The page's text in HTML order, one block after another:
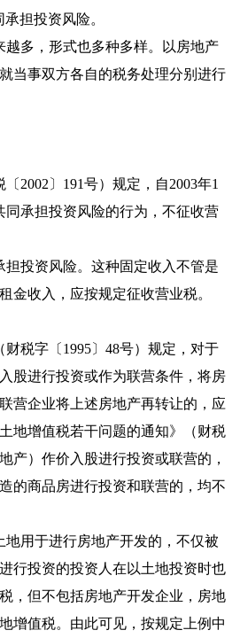
担投资风险。
多，形式也多种多样。以房地产
当事双方各自的税务处理分别进行
〔2002〕191号）规定，自2003年1
承担投资风险的行为，不征收营
投资风险。这种固定收入不管是
金收入，应按规定征收营业税。
财税字〔1995〕48号）规定，对于
股进行投资或作为联营条件，将房
营企业将上述房地产再转让的，应
地增值税若干问题的通知》（财税
产）作价入股进行投资或联营的，
的商品房进行投资和联营的，均不
用于进行房地产开发的，不仅被
行投资的投资人在以土地投资时也
，但不包括房地产开发企业，房地
增值税。由此可见，按规定上例中